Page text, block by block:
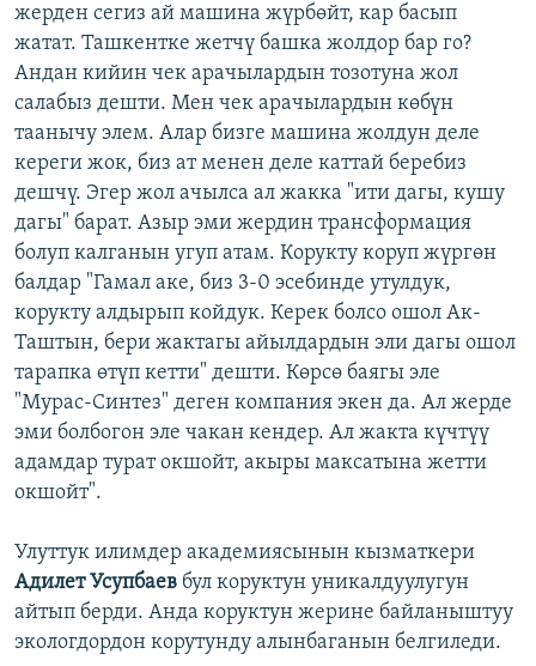
жерден сегиз ай машина жүрбөйт, кар басып
жатат. Ташкентке жетчү башка жолдор бар го?
Андан кийин чек арачылардын тозотуна жол
салабыз дешти. Мен чек арачылардын көбүн
таанычу элем. Алар бизге машина жолдун деле
кереги жок, биз ат менен деле каттай беребиз
дешчү. Эгер жол ачылса ал жакка "ити дагы, кушу
дагы" барат. Азыр эми жердин трансформация
болуп калганын угуп атам. Корукту коруп жүргөн
балдар "Гамал аке, биз 3-0 эсебинде утулдук,
корукту алдырып койдук. Керек болсо ошол Ак-
Таштын, бери жактагы айылдардын эли дагы ошол
тарапка өтүп кетти" дешти. Көрсө баягы эле
"Мурас-Синтез" деген компания экен да. Ал жерде
эми болбогон эле чакан кендер. Ал жакта күчтүү
адамдар турат окшойт, акыры максатына жетти
окшойт".
Улуттук илимдер академиясынын кызматкери
Адилет Усупбаев бул коруктун уникалдуулугун
айтып берди. Анда коруктун жерине байланыштуу
экологдордон корутунду алынбаганын белгиледи.